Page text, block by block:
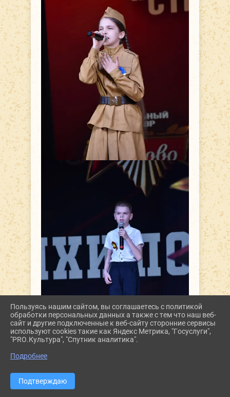
Пользуясь нашим сайтом, вы соглашаетесь с политикой
обработки персональных данных а также с тем что наш веб-
сайт и другие подключенные к веб-сайту сторонние сервисы
используют cookies такие как Яндекс Метрика, "Госуслуги",
"PRO.Культура", "Спутник аналитика".
Подробнее
Подтверждаю